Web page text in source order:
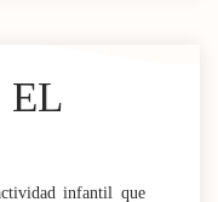
EL
infantil que